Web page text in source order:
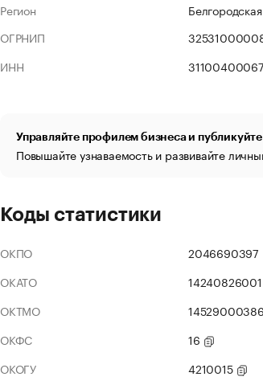
Регион
ОГРНИП
ИНН
Управляйте профилем бизнеса и
Повышайте узнаваемость и развивайте
Коды статистики
ОКПО
2046690397
ОКАТО
14240826001
ОКТМО
14529000386
ОКФС
16
ОКОГУ
4210015